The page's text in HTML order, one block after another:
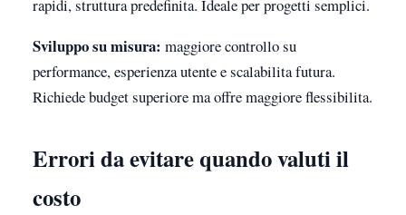
rapidi, struttura predefinita. Ideale per progetti semplici.
Sviluppo su misura: maggiore controllo su
performance, esperienza utente e scalabilita futura.
Richiede budget superiore ma offre maggiore flessibilita.
Errori da evitare quando valuti il
costo